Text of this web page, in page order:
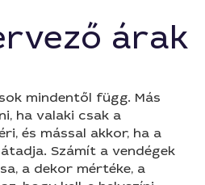
árak
mindentől függ. Más
ha valaki csak a
és mással akkor, ha a
Számít a vendégek
a dekor mértéke, a